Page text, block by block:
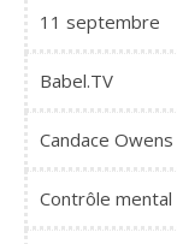
11 septembre
Babel.TV
Candace Owens
Contrôle mental